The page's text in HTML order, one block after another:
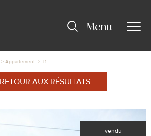
Menu
Appartement T1
RETOUR AUX RÉSULTATS
vendu